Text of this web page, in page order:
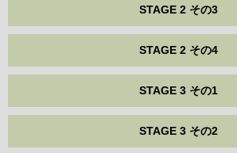
STAGE 2 その3
STAGE 2 その4
STAGE 3 その1
STAGE 3 その2